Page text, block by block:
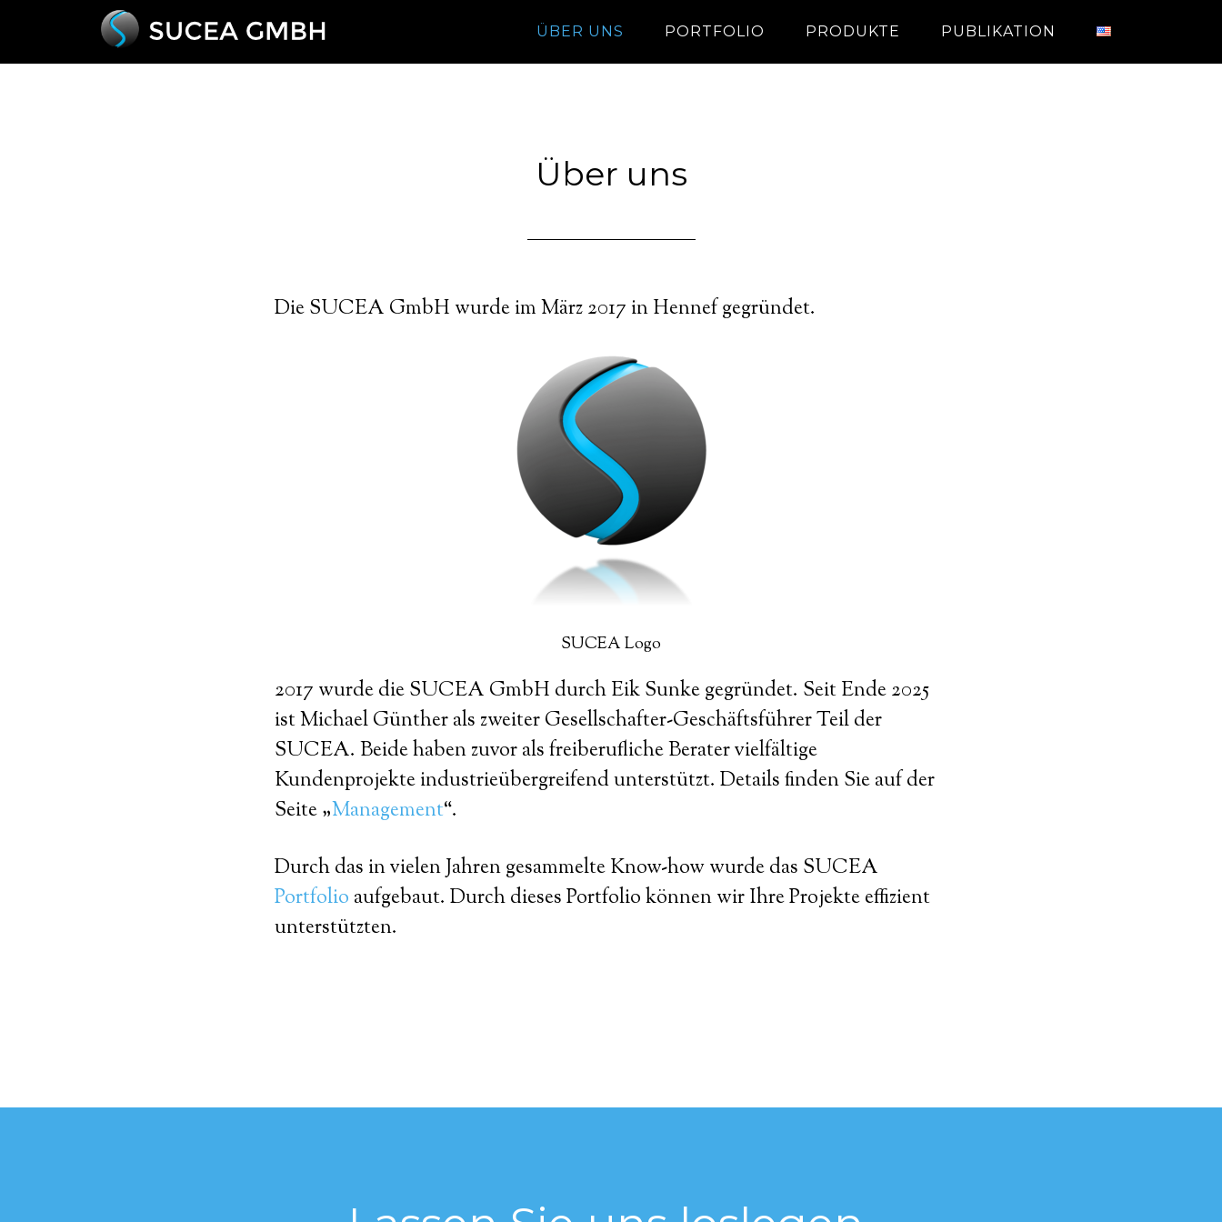
ÜBER UNS PORTFOLIO PRODUKTE PUBLIKATION
Über uns
Die SUCEA GmbH wurde im März 2017 in Hennef gegründet.
SUCEA Logo
2017 wurde die SUCEA GmbH durch Eik Sunke gegründet. Seit Ende 2025
ist Michael Günther als zweiter Gesellschafter-Geschäftsführer Teil der
SUCEA. Beide haben zuvor als freiberufliche Berater vielfältige
Kundenprojekte industrieübergreifend unterstützt. Details finden Sie auf der
Seite „Management“.
Durch das in vielen Jahren gesammelte Know-how wurde das SUCEA
Portfolio aufgebaut. Durch dieses Portfolio können wir Ihre Projekte effizient
unterstützten.